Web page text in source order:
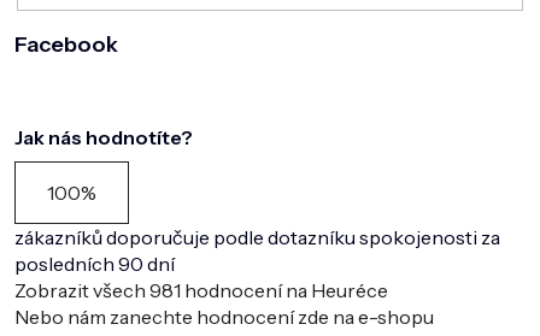
Facebook
Jak nás hodnotíte?
100%
zákazníků doporučuje podle dotazníku spokojenosti za
posledních 90 dní
Zobrazit všech 981 hodnocení na Heuréce
Nebo nám zanechte hodnocení zde na e-shopu